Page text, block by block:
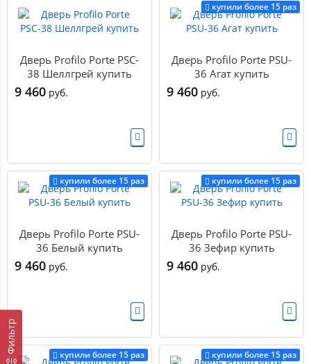
Фильтр
Дверь Profilo Porte PSC-
38 Шеллгрей купить
9 460 руб.
купили более 15 раз
Дверь Profilo Porte PSU-
36 Агат купить
9 460 руб.
купили более 15 раз
Дверь Profilo Porte PSU-
36 Белый купить
9 460 руб.
купили более 15 раз
Дверь Profilo Porte PSU-
36 Зефир купить
9 460 руб.
купили более 15 раз купили более 15 раз